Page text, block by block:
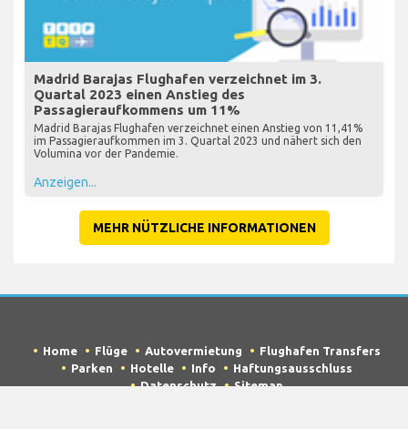
Madrid Barajas Flughafen verzeichnet im 3.
Quartal 2023 einen Anstieg des
Passagieraufkommens um 11%
Madrid Barajas Flughafen verzeichnet einen Anstieg von 11,41%
im Passagieraufkommen im 3. Quartal 2023 und nähert sich den
Volumina vor der Pandemie.
Anzeigen...
MEHR NÜTZLICHE INFORMATIONEN
Home Flüge Autovermietung
Flughafen Transfers
Parken
Hotelle Info
Haftungsausschluss
Datenschutz
Sitemap